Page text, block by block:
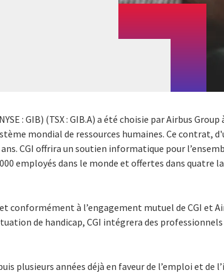
: GIB) (TSX : GIB.A) a été choisie par Airbus
mondial de ressources humaines. Ce contrat,
CGI offrira un soutien informatique pour
employés dans le monde et offertes dans quatre
conformément à l’engagement mutuel de CGI et
de handicap, CGI intégrera des
plusieurs années déjà en faveur de l’emploi et de